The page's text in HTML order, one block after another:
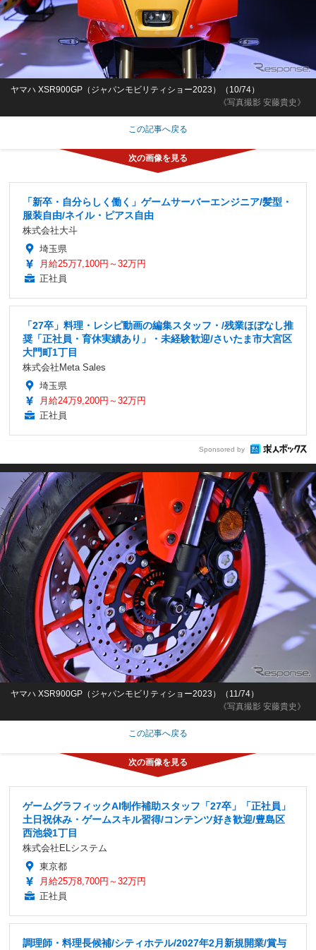
《写真撮影 安藤貴史》
ヤマハ XSR900GP（ジャパンモビリティショー2023）（10/74）
この記事へ戻る
「新卒・自分らしく働く」ゲームサーバーエンジニア/髪型・
服装自由/ネイル・ピアス自由
株式会社大斗
埼玉県
月給25万7,100円～32万円
正社員
「27卒」料理・レシピ動画の編集スタッフ・/残業ほぼなし推
奨「正社員・育休実績あり」・未経験歓迎/さいたま市大宮区
大門町1丁目
株式会社Meta Sales
埼玉県
月給24万9,200円～32万円
正社員
Sponsored by
《写真撮影 安藤貴史》
ヤマハ XSR900GP（ジャパンモビリティショー2023）（11/74）
この記事へ戻る
ゲームグラフィックAI制作補助スタッフ「27卒」「正社員」
土日祝休み・ゲームスキル習得/コンテンツ好き歓迎/豊島区
西池袋1丁目
株式会社ELシステム
東京都
月給25万8,700円～32万円
正社員
調理師・料理長候補/シティホテル/2027年2月新規開業/賞与